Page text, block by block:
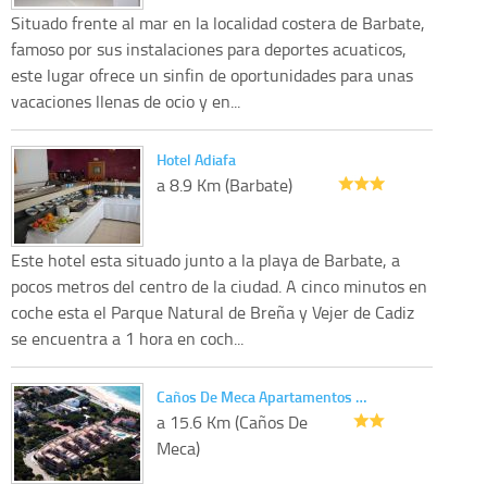
Situado frente al mar en la localidad costera de Barbate,
famoso por sus instalaciones para deportes acuaticos,
este lugar ofrece un sinfin de oportunidades para unas
vacaciones llenas de ocio y en...
Hotel Adiafa
a 8.9 Km (Barbate)
Este hotel esta situado junto a la playa de Barbate, a
pocos metros del centro de la ciudad. A cinco minutos en
coche esta el Parque Natural de Breña y Vejer de Cadiz
se encuentra a 1 hora en coch...
Caños De Meca Apartamentos …
a 15.6 Km (Caños De
Meca)